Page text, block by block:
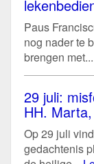
Paus
nog nader te
brengen met...
29 juli:
HH.
Op 29 juli
gedachtenis